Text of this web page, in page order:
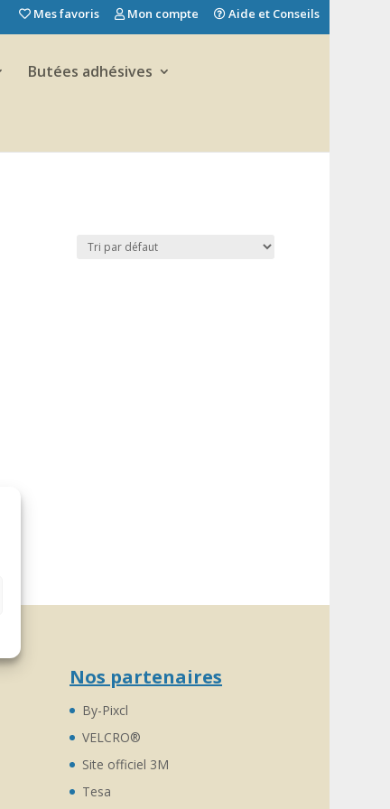
Mes favoris Mon compte Aide et Conseils
Butées adhésives
Nos partenaires
By-Pixcl
VELCRO®
Site officiel 3M
Tesa